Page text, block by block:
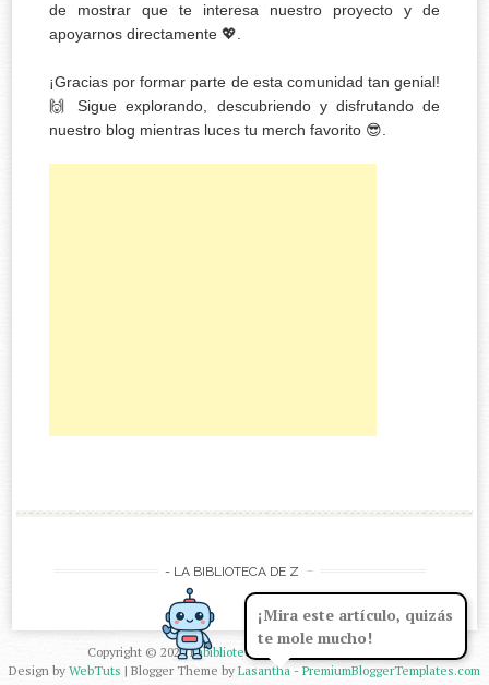
¡Mira este artículo, quizás
te mole mucho!
de mostrar que te interesa nuestro proyecto y de
apoyarnos directamente 💖.
¡Gracias por formar parte de esta comunidad tan genial!
🙌 Sigue explorando, descubriendo y disfrutando de
nuestro blog mientras luces tu merch favorito 😎.
- LA BIBLIOTECA DE Z -
Copyright © 2026Labibliotecadez
Design by WebTuts | Blogger Theme by Lasantha - PremiumBloggerTemplates.com